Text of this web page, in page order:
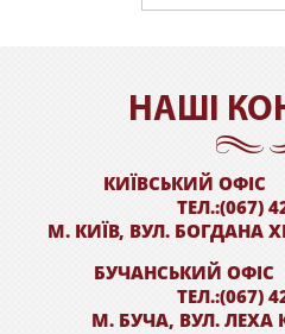
НАШI
КИЇВСЬКИЙ ОФІС
ТЕЛ.:(067)
М. КИЇВ, ВУЛ. БОГДАНА
БУЧАНСЬКИЙ ОФІС
ТЕЛ.:(067)
М. БУЧА, ВУЛ. ЛЕХА